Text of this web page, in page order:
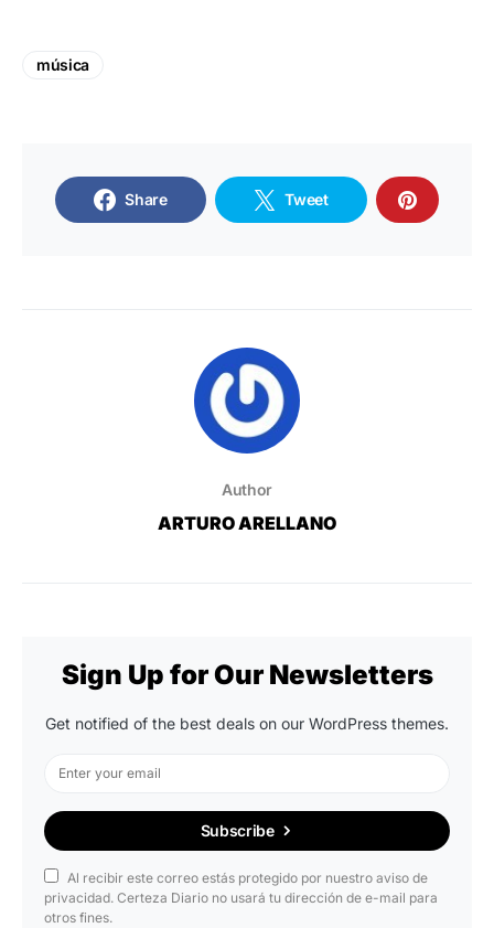
música
Share Tweet
Author
ARTURO ARELLANO
Sign Up for Our Newsletters
Get notified of the best deals on our WordPress themes.
Subscribe
Al recibir este correo estás protegido por nuestro aviso de
privacidad. Certeza Diario no usará tu dirección de e-mail para
otros fines.